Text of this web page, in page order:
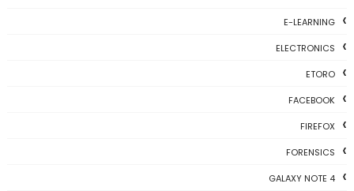
E-LEARNING
ELECTRONICS
ETORO
FACEBOOK
FIREFOX
FORENSICS
GALAXY NOTE 4